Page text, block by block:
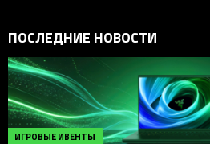
ПОСЛЕДНИЕ НОВОСТИ
ИГРОВЫЕ ИВЕНТЫ